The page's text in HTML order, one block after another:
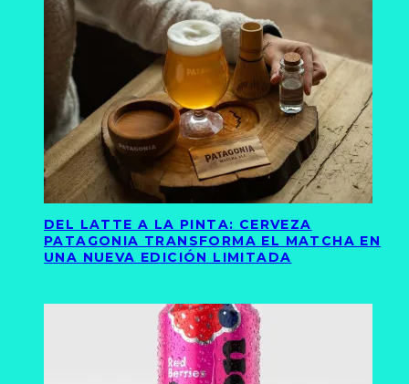
DEL LATTE A LA PINTA: CERVEZA
PATAGONIA TRANSFORMA EL MATCHA EN
UNA NUEVA EDICIÓN LIMITADA